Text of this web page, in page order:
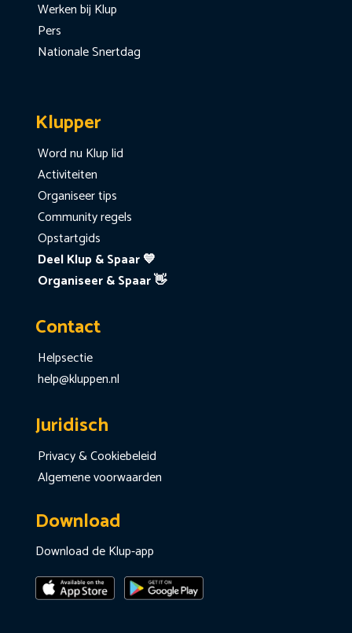
Werken bij Klup
Pers
Nationale Snertdag
Klupper
Word nu Klup lid
Activiteiten
Organiseer tips
Community regels
Opstartgids
Deel Klup & Spaar 💙
Organiseer & Spaar 👋
Contact
Helpsectie
help@kluppen.nl
Juridisch
Privacy & Cookiebeleid
Algemene voorwaarden
Download
Download de Klup-app